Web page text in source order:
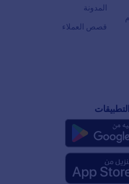
المدونة
قصص العملاء
التطبيقات